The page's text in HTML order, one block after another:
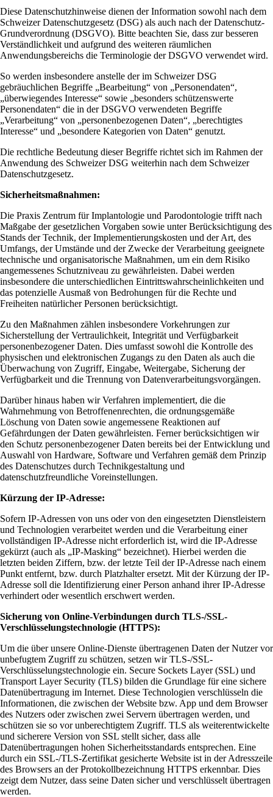
Diese Datenschutzhinweise dienen der Information sowohl nach dem
Schweizer Datenschutzgesetz (DSG) als auch nach der Datenschutz-
Grundverordnung (DSGVO). Bitte beachten Sie, dass zur besseren
Verständlichkeit und aufgrund des weiteren räumlichen
Anwendungsbereichs die Terminologie der DSGVO verwendet wird.
So werden insbesondere anstelle der im Schweizer DSG
gebräuchlichen Begriffe „Bearbeitung“ von „Personendaten“,
„überwiegendes Interesse“ sowie „besonders schützenswerte
Personendaten“ die in der DSGVO verwendeten Begriffe
„Verarbeitung“ von „personenbezogenen Daten“, „berechtigtes
Interesse“ und „besondere Kategorien von Daten“ genutzt.
Die rechtliche Bedeutung dieser Begriffe richtet sich im Rahmen der
Anwendung des Schweizer DSG weiterhin nach dem Schweizer
Datenschutzgesetz.
Sicherheitsmaßnahmen:
Die Praxis Zentrum für Implantologie und Parodontologie trifft nach
Maßgabe der gesetzlichen Vorgaben sowie unter Berücksichtigung des
Stands der Technik, der Implementierungskosten und der Art, des
Umfangs, der Umstände und der Zwecke der Verarbeitung geeignete
technische und organisatorische Maßnahmen, um ein dem Risiko
angemessenes Schutzniveau zu gewährleisten. Dabei werden
insbesondere die unterschiedlichen Eintrittswahrscheinlichkeiten und
das potenzielle Ausmaß von Bedrohungen für die Rechte und
Freiheiten natürlicher Personen berücksichtigt.
Zu den Maßnahmen zählen insbesondere Vorkehrungen zur
Sicherstellung der Vertraulichkeit, Integrität und Verfügbarkeit
personenbezogener Daten. Dies umfasst sowohl die Kontrolle des
physischen und elektronischen Zugangs zu den Daten als auch die
Überwachung von Zugriff, Eingabe, Weitergabe, Sicherung der
Verfügbarkeit und die Trennung von Datenverarbeitungsvorgängen.
Darüber hinaus haben wir Verfahren implementiert, die die
Wahrnehmung von Betroffenenrechten, die ordnungsgemäße
Löschung von Daten sowie angemessene Reaktionen auf
Gefährdungen der Daten gewährleisten. Ferner berücksichtigen wir
den Schutz personenbezogener Daten bereits bei der Entwicklung und
Auswahl von Hardware, Software und Verfahren gemäß dem Prinzip
des Datenschutzes durch Technikgestaltung und
datenschutzfreundliche Voreinstellungen.
Kürzung der IP-Adresse:
Sofern IP-Adressen von uns oder von den eingesetzten Dienstleistern
und Technologien verarbeitet werden und die Verarbeitung einer
vollständigen IP-Adresse nicht erforderlich ist, wird die IP-Adresse
gekürzt (auch als „IP-Masking“ bezeichnet). Hierbei werden die
letzten beiden Ziffern, bzw. der letzte Teil der IP-Adresse nach einem
Punkt entfernt, bzw. durch Platzhalter ersetzt. Mit der Kürzung der IP-
Adresse soll die Identifizierung einer Person anhand ihrer IP-Adresse
verhindert oder wesentlich erschwert werden.
Sicherung von Online-Verbindungen durch TLS-/SSL-
Verschlüsselungstechnologie (HTTPS):
Um die über unsere Online-Dienste übertragenen Daten der Nutzer vor
unbefugtem Zugriff zu schützen, setzen wir TLS-/SSL-
Verschlüsselungstechnologie ein. Secure Sockets Layer (SSL) und
Transport Layer Security (TLS) bilden die Grundlage für eine sichere
Datenübertragung im Internet. Diese Technologien verschlüsseln die
Informationen, die zwischen der Website bzw. App und dem Browser
des Nutzers oder zwischen zwei Servern übertragen werden, und
schützen sie so vor unberechtigtem Zugriff. TLS als weiterentwickelte
und sicherere Version von SSL stellt sicher, dass alle
Datenübertragungen hohen Sicherheitsstandards entsprechen. Eine
durch ein SSL-/TLS-Zertifikat gesicherte Website ist in der Adresszeile
des Browsers an der Protokollbezeichnung HTTPS erkennbar. Dies
zeigt dem Nutzer, dass seine Daten sicher und verschlüsselt übertragen
werden.